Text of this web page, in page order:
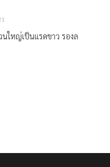
ใหญ่เป็นแรดขาว รองล